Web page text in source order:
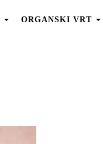
ORGANSKI VRT